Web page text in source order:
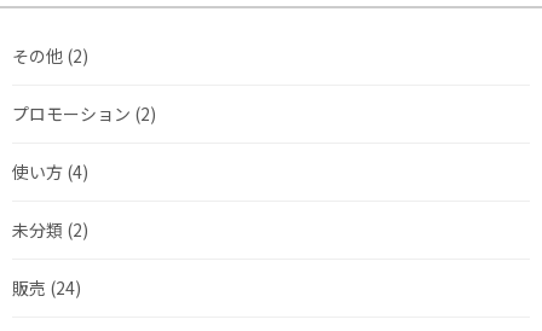
その他 (2)
プロモーション (2)
使い方 (4)
未分類 (2)
販売 (24)